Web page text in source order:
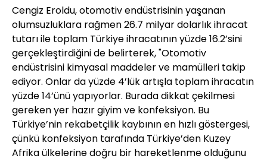
Cengiz Eroldu, otomotiv endüstrisinin yaşanan
olumsuzluklara rağmen 26.7 milyar dolarlık ihracat
tutarı ile toplam Türkiye ihracatının yüzde 16.2’sini
gerçekleştirdiğini de belirterek, "Otomotiv
endüstrisini kimyasal maddeler ve mamülleri takip
ediyor. Onlar da yüzde 4’lük artışla toplam ihracatın
yüzde 14’ünü yapıyorlar. Burada dikkat çekilmesi
gereken yer hazır giyim ve konfeksiyon. Bu
Türkiye’nin rekabetçilik kaybının en hızlı göstergesi,
çünkü konfeksiyon tarafında Türkiye’den Kuzey
Afrika ülkelerine doğru bir hareketlenme olduğunu